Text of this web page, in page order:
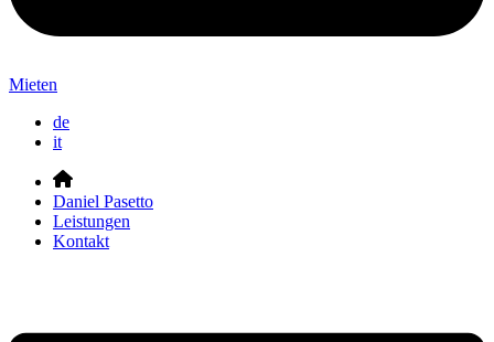
Mieten
de
it
Daniel Pasetto
Leistungen
Kontakt